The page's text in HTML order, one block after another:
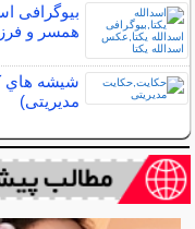
بیوگرافی
همسر و
شيشه هاي
مدیریتی)